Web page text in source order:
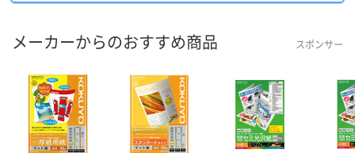
メーカーからのおすすめ商品 スポンサー